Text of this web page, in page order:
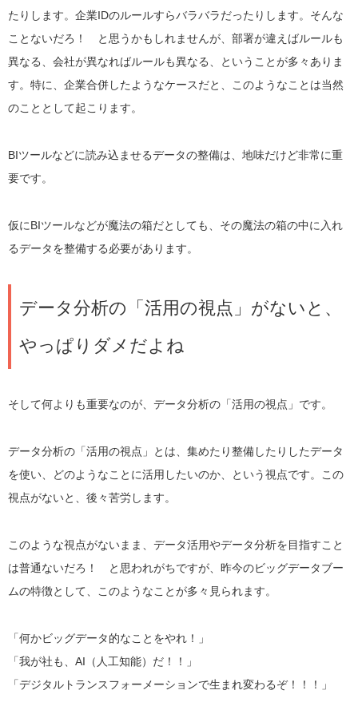
たりします。企業IDのルールすらバラバラだったりします。そんな
ことないだろ！ と思うかもしれませんが、部署が違えばルールも
異なる、会社が異なればルールも異なる、ということが多々ありま
す。特に、企業合併したようなケースだと、このようなことは当然
のこととして起こります。
BIツールなどに読み込ませるデータの整備は、地味だけど非常に重
要です。
仮にBIツールなどが魔法の箱だとしても、その魔法の箱の中に入れ
るデータを整備する必要があります。
データ分析の「活用の視点」がないと、
やっぱりダメだよね
そして何よりも重要なのが、データ分析の「活用の視点」です。
データ分析の「活用の視点」とは、集めたり整備したりしたデータ
を使い、どのようなことに活用したいのか、という視点です。この
視点がないと、後々苦労します。
このような視点がないまま、データ活用やデータ分析を目指すこと
は普通ないだろ！ と思われがちですが、昨今のビッグデータブー
ムの特徴として、このようなことが多々見られます。
「何かビッグデータ的なことをやれ！」
「我が社も、AI（人工知能）だ！！」
「デジタルトランスフォーメーションで生まれ変わるぞ！！！」